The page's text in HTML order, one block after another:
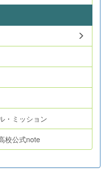
・ミッション
校公式note